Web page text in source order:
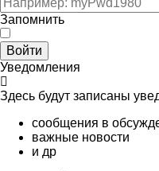
Запомнить
Войти
Уведомления
Здесь будут записаны
сообщения в
важные новости
и др